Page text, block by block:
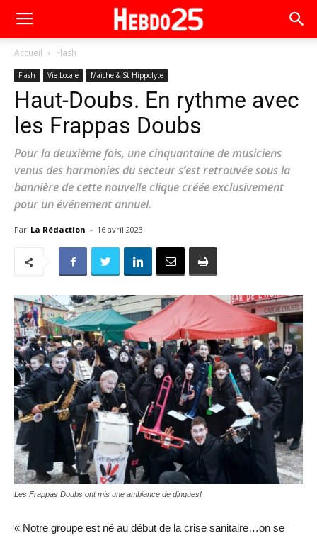
Accueil Flash
Flash Vie Locale Maiche & St Hippolyte
Haut-Doubs. En rythme avec
les Frappas Doubs
Pour la deuxième fois, une cinquantaine de musiciens
venus des harmonies du secteur s’est retrouvée sous la
bannière de cette nouvelle clique créée exclusivement
pour un événement annuel.
Par La Rédaction - 16 avril 2023
Les Frappas Doubs ont mis une ambiance de dingues!
« Notre groupe est né au début de la crise sanitaire…on se